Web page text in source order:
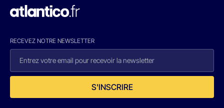
RECEVEZ NOTRE NEWSLETTER
S'INSCRIRE